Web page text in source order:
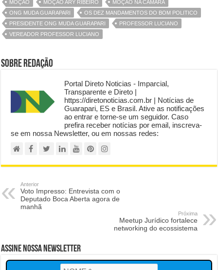
MOÇÃO
MOÇÃO ARY RIBEIRO
MOÇÃO NA CÂMARA
ONG MUDA GUARAPARI
OS DEZ MANDAMENTOS DO BOM POLITICO
PRESIDENTE ONG MUDA GUARAPARI
PROFESSOR LUCIANO
VEREADOR PROFESSOR LUCIANO
Sobre Redação
Portal Direto Noticias - Imparcial,
Transparente e Direto |
https://diretonoticias.com.br | Notícias de
Guarapari, ES e Brasil. Ative as notificações
ao entrar e torne-se um seguidor. Caso
prefira receber notícias por email, inscreva-
se em nossa Newsletter, ou em nossas redes:
Anterior
Voto Impresso: Entrevista com o
Deputado Boca Aberta agora de
manhã
Próxima
Meetup Jurídico fortalece
networking do ecossistema
Assine Nossa Newsletter